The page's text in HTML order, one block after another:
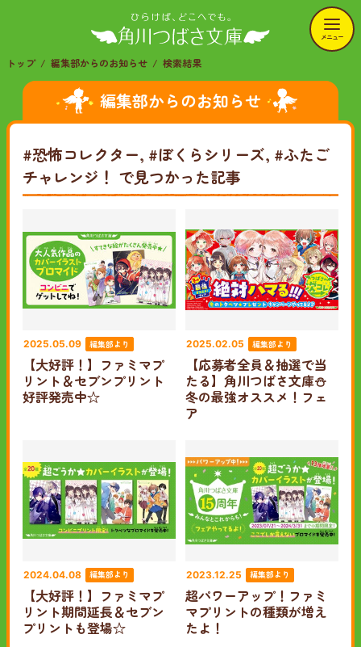
メニュー
トップ 編集部からのお知らせ 検索結果
編集部からのお知らせ
#恐怖コレクター, #ぼくらシリーズ, #ふたご
チャレンジ！ で見つかった記事
2025.05.09 編集部より
【大好評！】ファミマプ
リント＆セブンプリント
好評発売中☆
2025.02.05 編集部より
【応募者全員＆抽選で当
たる】角川つばさ文庫⛄
冬の最強オススメ！フェ
ア
2024.04.08 編集部より
【大好評！】ファミマプ
リント期間延長＆セブン
プリントも登場☆
2023.12.25 編集部より
超パワーアップ！ファミ
マプリントの種類が増え
たよ！